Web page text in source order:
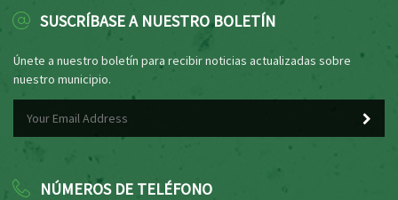
SUSCRÍBASE A NUESTRO BOLETÍN
Únete a nuestro boletín para recibir noticias actualizadas sobre
nuestro municipio.
NÚMEROS DE TELÉFONO